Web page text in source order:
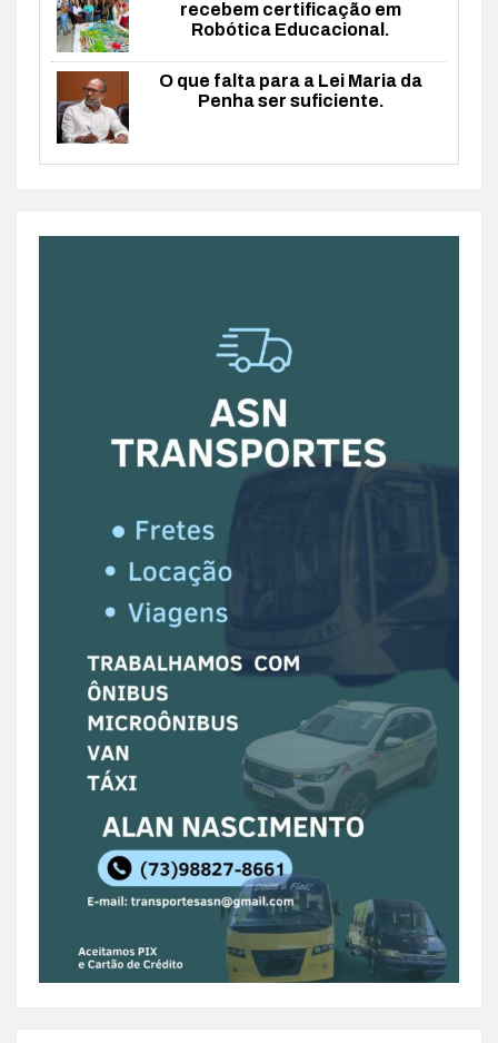
recebem certificação em
Robótica Educacional.
O que falta para a Lei Maria da
Penha ser suficiente.